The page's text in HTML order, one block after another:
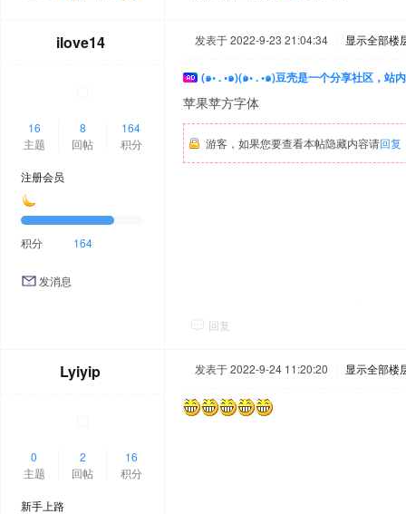
ilove14
16
主题
8
回帖
164
积分
注册会员
积分 164
发消息
发表于 2022-9-23 21:04:34 显示全部楼
(๑• . •๑)(๑• . •๑)豆壳是一个分享社区，站
苹果苹方字体
游客，如果您要查看本帖隐藏内容请回复
回复
Lyiyip
0
主题
2
回帖
16
积分
新手上路
发表于 2022-9-24 11:20:20 显示全部楼